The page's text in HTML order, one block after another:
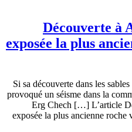
Découverte à
exposée la plus
Si sa découverte dans les
provoqué un séisme dans la
Erg Chech […] L’article
exposée la plus ancienne roche